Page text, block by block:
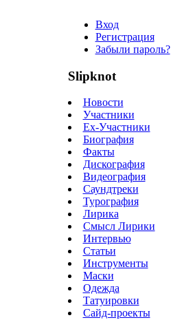
Вход
Регистрация
Забыли пароль?
Slipknot
Новости
Участники
Ex-Участники
Биография
Факты
Дискография
Видеография
Саундтреки
Турография
Лирика
Смысл Лирики
Интервью
Статьи
Инструменты
Маски
Одежда
Татуировки
Сайд-проекты